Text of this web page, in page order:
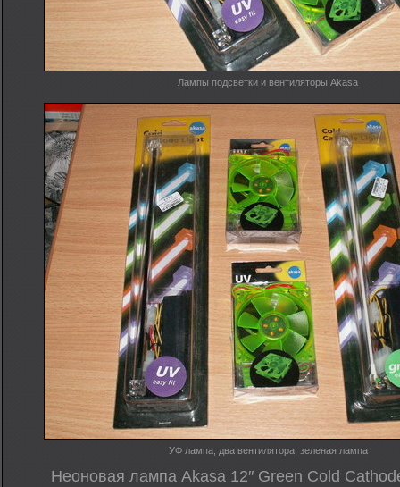
Лампы подсветки и вентиляторы Akasa
УФ лампа, два вентилятора, зеленая лампа
Неоновая лампа Akasa 12″ Green Cold